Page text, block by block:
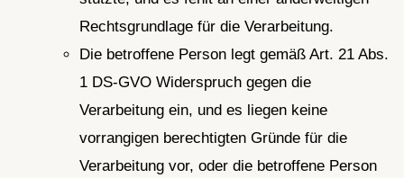
Rechtsgrundlage für die Verarbeitung.
Die betroffene Person legt gemäß Art. 21 Abs.
1 DS-GVO Widerspruch gegen die
Verarbeitung ein, und es liegen keine
vorrangigen berechtigten Gründe für die
Verarbeitung vor, oder die betroffene Person